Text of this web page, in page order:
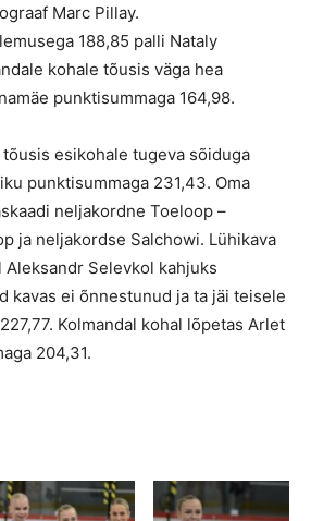
Marc Pillay.
188,85 palli Nataly
kohale tõusis väga hea
punktisummaga 164,98.
esikohale tugeva sõiduga
punktisummaga 231,43. Oma
neljakordne Toeloop –
ja neljakordse Salchowi. Lühikava
Selevkol kahjuks
kavas ei õnnestunud ja ta jäi teisele
Kolmandal kohal lõpetas Arlet
204,31.